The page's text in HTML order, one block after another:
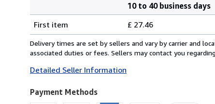
rates
from
Germany
U.S.A.
10 to 40 business days
First item
£ 27.46
Delivery times are set by sellers and vary by carrier and
associated duties or fees. Sellers may contact you
Detailed Seller Information
Payment Methods